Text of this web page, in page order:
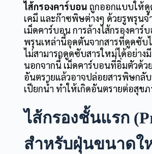
ไส้กรองคาร์บอน ถูกออกแบบให้ดู
เคมี และก๊าซพิษต่างๆ ด้วยรูพรุนจ
เม็ดคาร์บอน การล้างไส้กรองคาร์
พรุนเหล่านี้อุดตันจากสารที่ดูดซับ
ไม่สามารถดูดซับสารใหม่ได้อย่าง
นอกจากนี้ เม็ดคาร์บอนที่อิ่มตัวด้ว
อันตรายแล้วอาจปล่อยสารพิษกลับ
เปียกน้ำ ทำให้เกิดอันตรายต่อสุข
ไส้กรองชั้นแรก
สำหรับฝุ่นขนาดใ